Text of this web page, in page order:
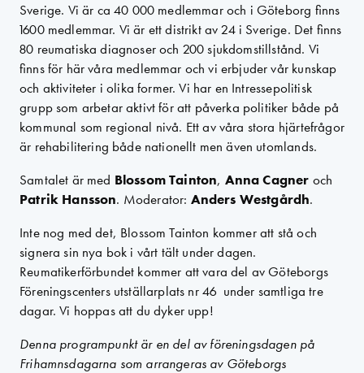
Sverige. Vi är ca 40 000 medlemmar och i Göteborg finns
1600 medlemmar. Vi är ett distrikt av 24 i Sverige. Det finns
80 reumatiska diagnoser och 200 sjukdomstillstånd. Vi
finns för här våra medlemmar och vi erbjuder vår kunskap
och aktiviteter i olika former. Vi har en Intressepolitisk
grupp som arbetar aktivt för att påverka politiker både på
kommunal som regional nivå. Ett av våra stora hjärtefrågor
är rehabilitering både nationellt men även utomlands.
Samtalet är med Blossom Tainton, Anna Cagner och
Patrik Hansson. Moderator: Anders Westgårdh.
Inte nog med det, Blossom Tainton kommer att stå och
signera sin nya bok i vårt tält under dagen.
Reumatikerförbundet kommer att vara del av Göteborgs
Föreningscenters utställarplats nr 46 under samtliga tre
dagar. Vi hoppas att du dyker upp!
Denna programpunkt är en del av föreningsdagen på
Frihamnsdagarna som arrangeras av Göteborgs